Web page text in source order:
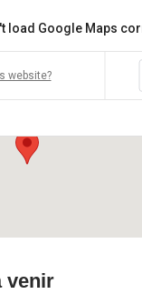
load Google Maps
website?
venir